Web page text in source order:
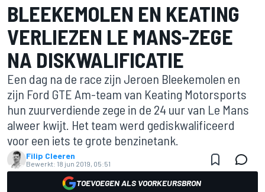
BLEEKEMOLEN EN KEATING
VERLIEZEN LE MANS-ZEGE
NA DISKWALIFICATIE
Een dag na de race zijn Jeroen Bleekemolen en
zijn Ford GTE Am-team van Keating Motorsports
hun zuurverdiende zege in de 24 uur van Le Mans
alweer kwijt. Het team werd gediskwalificeerd
voor een iets te grote benzinetank.
Filip Cleeren
Bewerkt: 18 jun 2019, 05:51
TOEVOEGEN ALS VOORKEURSBRON